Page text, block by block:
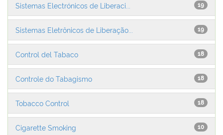
19
Sistemas Electrónicos de Liberaci...
19
Sistemas Eletrônicos de Liberação...
18
Control del Tabaco
18
Controle do Tabagismo
18
Tobacco Control
10
Cigarette Smoking